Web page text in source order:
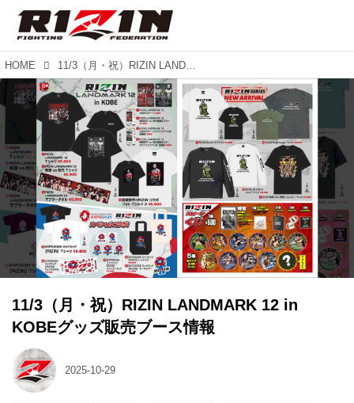
HOME 11/3（月・祝）RIZIN LANDMARK 12 in KOBEグッズ販売ブース情報
11/3（月・祝）RIZIN LANDMARK 12 in
KOBEグッズ販売ブース情報
2025-10-29